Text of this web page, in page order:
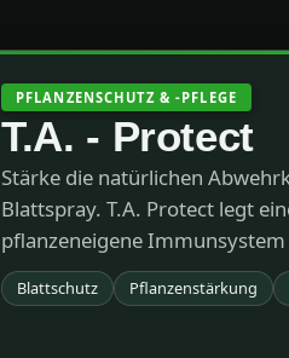
PFLANZENSCHUTZ & -PFLEGE
T.A. - Protect
Stärke die natürlichen
Blattspray. T.A. Protect legt
pflanzeneigene
Blattschutz Pflanzenstärkung